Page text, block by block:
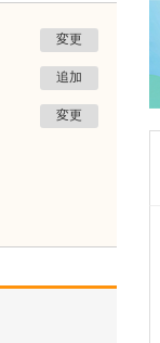
変更
追加
変更